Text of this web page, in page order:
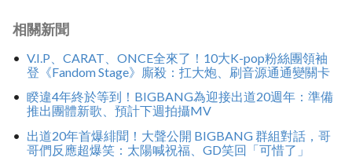
相關新聞
V.I.P、CARAT、ONCE全來了！10大K-pop粉絲團領袖
登《Fandom Stage》廝殺：扛大炮、刷音源通通變關卡
睽違4年終於等到！BIGBANG為迎接出道20週年：準備
推出團體新歌、預計下週拍攝MV
出道20年首爆緋聞！大聲公開 BIGBANG 群組對話，哥
哥們反應超爆笑：太陽喊祝福、GD笑回「可惜了」